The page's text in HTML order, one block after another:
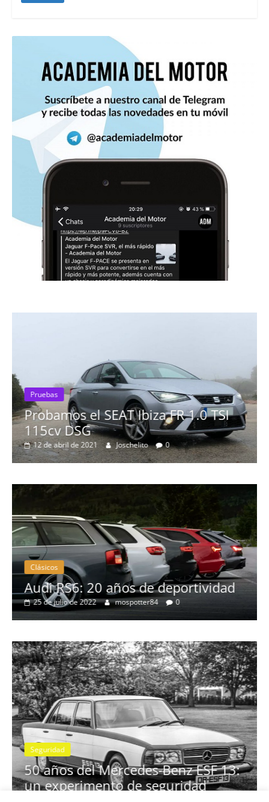
Pruebas
Probamos el SEAT Ibiza FR 1.0 TSI
115cv DSG
12 de abril de 2021 Joschelito 0
Clásicos
Audi RS6: 20 años de deportividad
25 de julio de 2022 mospotter84 0
Seguridad
50 años del Mercedes-Benz ESF 13:
un experimento de seguridad